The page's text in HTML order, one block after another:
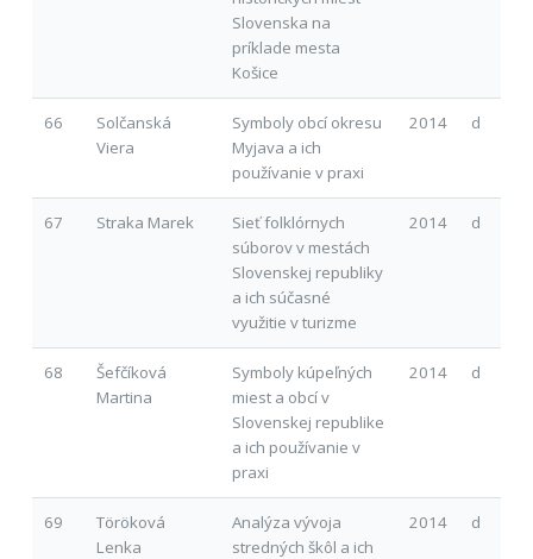
Slovenska na
príklade mesta
Košice
66
Solčanská
Viera
Symboly obcí okresu
Myjava a ich
používanie v praxi
2014 d
67 Straka Marek
Sieť folklórnych
súborov v mestách
Slovenskej republiky
a ich súčasné
využitie v turizme
2014 d
68
Šefčíková
Martina
Symboly kúpeľných
miest a obcí v
Slovenskej republike
a ich používanie v
praxi
2014 d
69
Töröková
Lenka
Analýza vývoja
stredných škôl a ich
2014 d